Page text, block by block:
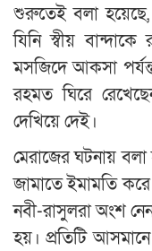
শুরুতেই বলা হয়েছে,
যিনি স্বীয়
মসজিদে আকসা
রহমত ঘিরে
দেখিয়ে দেই।
মেরাজের ঘটনায়
জামাতে ইমামতি
নবী-রাসুলরা অংশ
হয়। প্রতিটি